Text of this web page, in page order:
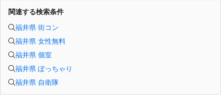
関連する検索条件
福井県 街コン
福井県 女性無料
福井県 個室
福井県 ぽっちゃり
福井県 自衛隊